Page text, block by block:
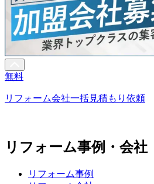
無料
リフォーム会社一括見積もり依頼
リフォーム事例・会社
リフォーム事例